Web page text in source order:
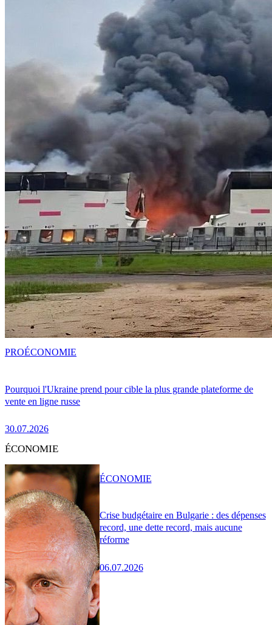
Pourquoi l'Ukraine prend pour cible la plus grande plateforme de
vente en ligne russe
30.07.2026
PROÉCONOMIE
ÉCONOMIE
Crise budgétaire en Bulgarie : des dépenses
record, une dette record, mais aucune
réforme
06.07.2026
ÉCONOMIE